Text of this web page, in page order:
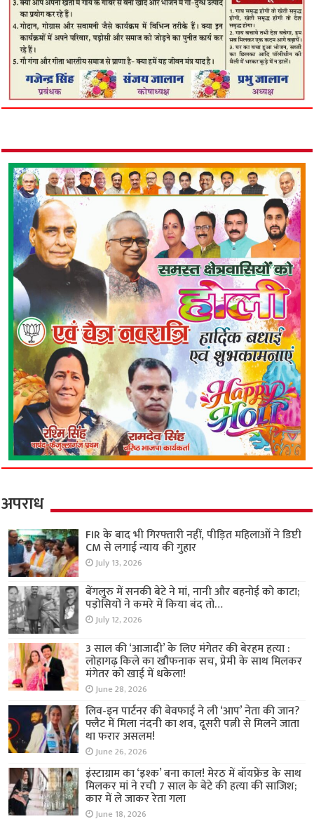
अपराध
FIR के बाद भी गिरफ्तारी नहीं, पीड़ित महिलाओं ने डिप्टी
CM से लगाई न्याय की गुहार
July 13, 2026
बेंगलुरु में सनकी बेटे ने मां, नानी और बहनोई को काटा;
पड़ोसियों ने कमरे में किया बंद तो…
July 12, 2026
3 साल की ‘आजादी’ के लिए मंगेतर की बेरहम हत्या :
लोहागढ़ किले का खौफनाक सच, प्रेमी के साथ मिलकर
मंगेतर को खाई में धकेला!
June 28, 2026
लिव-इन पार्टनर की बेवफाई ने ली ‘आप’ नेता की जान?
फ्लैट में मिला नंदनी का शव, दूसरी पत्नी से मिलने जाता
था फरार असलम!
June 26, 2026
इंस्टाग्राम का ‘इश्क’ बना काल! मेरठ में बॉयफ्रेंड के साथ
मिलकर मां ने रची 7 साल के बेटे की हत्या की साजिश;
कार में ले जाकर रेता गला
June 18, 2026